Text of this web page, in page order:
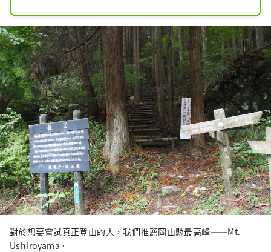
的兵庫山，西邊可以看到凪山和津山
市，南邊可以看到小豆島。大拱形鐘樓
上有一口大擺鐘，直徑2米，重6噸，名
為“盧班貝爾之鐘”，鐘聲響徹青山深
處。近年來，這裡已成為cosplay攝影
的熱門地點。
對於想要嘗試真正登山的人，我們推薦岡山縣最高峰——Mt.
Ushiroyama。